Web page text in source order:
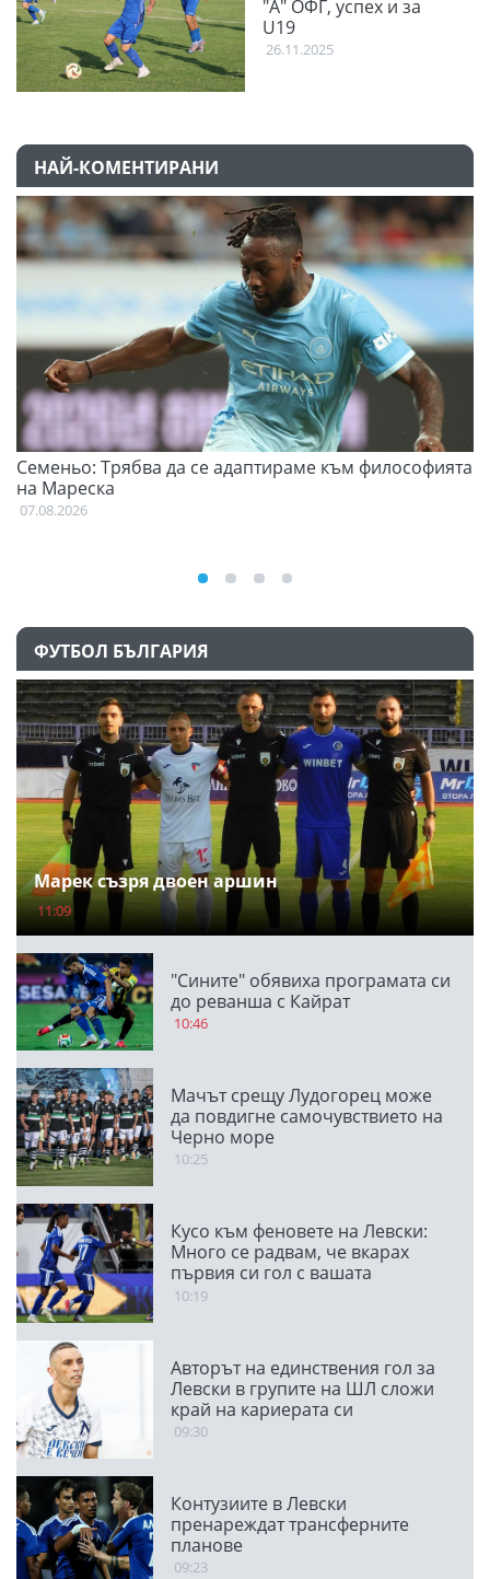
"А" ОФГ, успех и за
U19
26.11.2025
НАЙ-КОМЕНТИРАНИ
Семеньо: Трябва да се адаптираме към философията
на Мареска
07.08.2026
ФУТБОЛ БЪЛГАРИЯ
Марек съзря двоен аршин
11:09
"Сините" обявиха програмата си
до реванша с Кайрат
10:46
Мачът срещу Лудогорец може
да повдигне самочувствието на
Черно море
10:25
Кусо към феновете на Левски:
Много се радвам, че вкарах
първия си гол с вашата
подкрепа
10:19
Авторът на единствения гол за
Левски в групите на ШЛ сложи
край на кариерата си
09:30
Контузиите в Левски
пренареждат трансферните
планове
09:23